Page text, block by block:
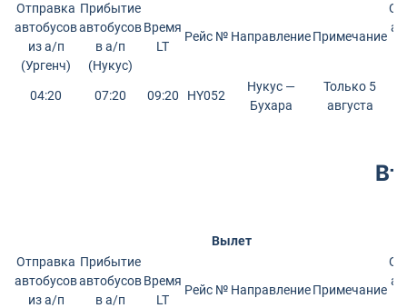
Отправка
автобусов
из а/п
(Ургенч)
Прибытие
автобусов
в а/п
(Нукус)
Время
LT
Рейс № НаправлениеПримечание
04:20 07:20 09:20 HY052
Нукус —
Бухара
Только 5
августа
Вылет
Отправка
автобусов
из а/п
Прибытие
автобусов
в а/п
Время
LT
Рейс № НаправлениеПримечание